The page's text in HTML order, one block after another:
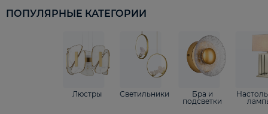
ПОПУЛЯРНЫЕ КАТЕГОРИИ
Люстры Светильники
Бра и
подсветки